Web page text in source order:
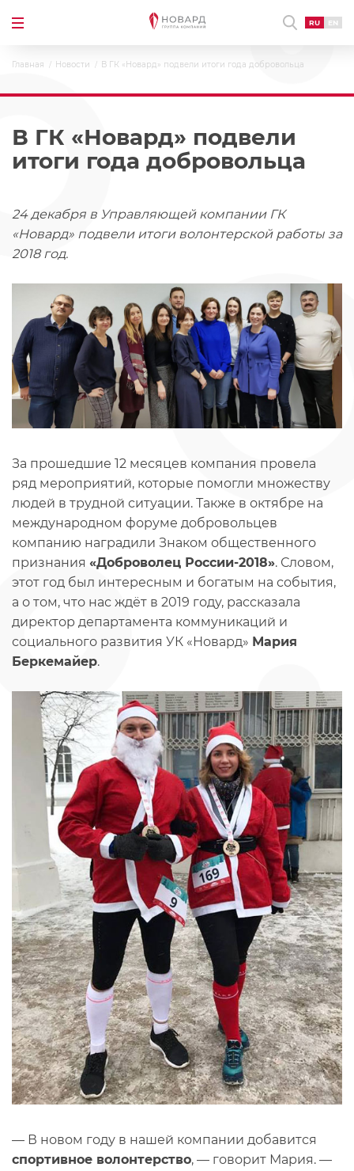
RU EN
Главная Новости В ГК «Новард» подвели итоги года добровольца
В ГК «Новард» подвели
итоги года добровольца
24 декабря в Управляющей компании ГК
«Новард» подвели итоги волонтерской работы за
2018 год.
За прошедшие 12 месяцев компания провела
ряд мероприятий, которые помогли множеству
людей в трудной ситуации. Также в октябре на
международном форуме добровольцев
компанию наградили Знаком общественного
признания «Доброволец России-2018». Словом,
этот год был интересным и богатым на события,
а о том, что нас ждёт в 2019 году, рассказала
директор департамента коммуникаций и
социального развития УК «Новард» Мария
Беркемайер.
— В новом году в нашей компании добавится
спортивное волонтерство, — говорит Мария. —